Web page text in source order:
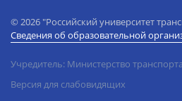
© 2026 "Российский университет
Сведения об образовательной
Учредитель: Министерство
Версия для слабовидящих